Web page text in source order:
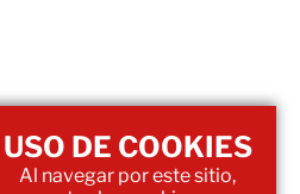
USO DE COOKIES
Al navegar por este sitio,